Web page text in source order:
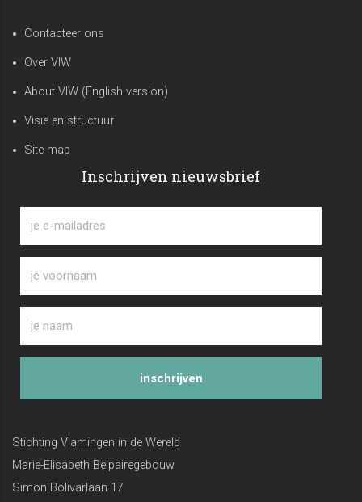
Contacteer ons
Over VIW
About VIW (English version)
Visie en structuur
Site map
Inschrijven nieuwsbrief
inschrijven
Stichting Vlamingen in de Wereld
Marie-Elisabeth Belpairegebouw
Simon Bolivarlaan 17